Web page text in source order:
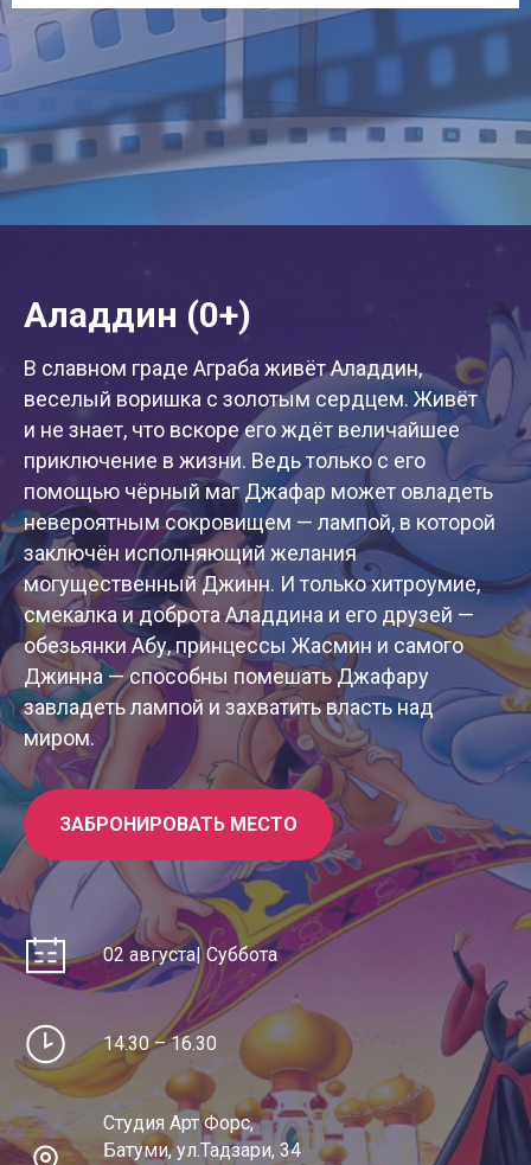
Аладдин (0+)
В славном граде Аграба живёт Аладдин,
веселый воришка с золотым сердцем. Живёт
и не знает, что вскоре его ждёт величайшее
приключение в жизни. Ведь только с его
помощью чёрный маг Джафар может овладеть
невероятным сокровищем — лампой, в которой
заключён исполняющий желания
могущественный Джинн. И только хитроумие,
смекалка и доброта Аладдина и его друзей —
обезьянки Абу, принцессы Жасмин и самого
Джинна — способны помешать Джафару
завладеть лампой и захватить власть над
миром.
ЗАБРОНИРОВАТЬ МЕСТО
02 августа| Суббота
14.30 – 16.30
Студия Арт Форс,
Батуми, ул.Тадзари, 34